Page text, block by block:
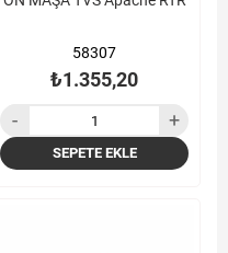
58307
₺1.355,20
SEPETE EKLE